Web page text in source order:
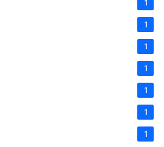
1
1
1
1
1
1
1